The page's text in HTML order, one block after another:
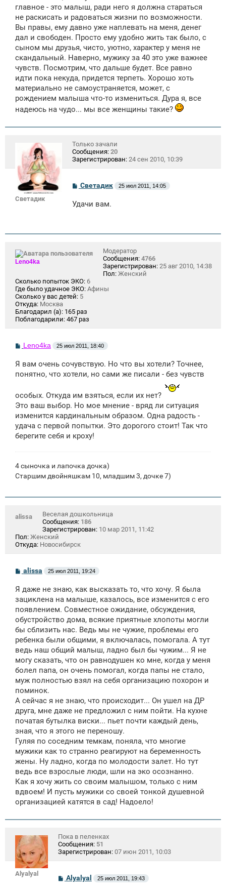
щ
н
и
главное - это малыш, ради него я должна стараться
не раскисать и радоваться жизни по возможности.
Вы правы, ему давно уже наплевать на меня, денег
дал и свободен. Просто ему удобно жить так было, с
сыном мы друзья, чисто, уютно, характер у меня не
скандальный. Наверно, мужику за 40 это уже важнее
чувств. Посмотрим, что дальше будет. Все равно
идти пока некуда, придется терпеть. Хорошо хоть
материально не самоустраняется, может, с
рождением малыша что-то измениться. Дура я, все
надеюсь на чудо... мы все женщины такие?
Светадик
Только зачали
Сообщения: 20
Зарегистрирован: 24 сен 2010, 10:39
С
б
и
Светадик 25 июл 2011, 14:05
Удачи вам.
Leno4ka
Модератор
Сообщения: 4766
Зарегистрирован: 25 авг 2010, 14:38
Пол: Женский
Сколько попыток ЭКО: 6
Где было удачное ЭКО: Афины
Сколько у вас детей: 5
Откуда: Москва
Благодарил (а): 165 раз
Поблагодарили: 467 раз
С
б
щ
и
Leno4ka 25 июл 2011, 18:40
Я вам очень сочувствую. Но что вы хотели? Точнее,
понятно, что хотели, но сами же писали - без чувств
особых. Откуда им взяться, если их нет?
Это ваш выбор. Но мое мнение - вряд ли ситуация
изменится кардинальным образом. Одна радость -
удача с первой попытки. Это дорогого стоит! Так что
берегите себя и кроху!
4 сыночка и лапочка дочка)
Старшим двойняшкам 10, младшим 3, дочке 7)
alissa
Веселая дошкольница
Сообщения: 186
Зарегистрирован: 10 мар 2011, 11:42
Пол: Женский
Откуда: Новосибирск
С
б
щ
н
и
alissa 25 июл 2011, 19:24
Я даже не знаю, как высказать то, что хочу. Я была
зациклена на малыше, казалось, все изменится с его
появлением. Совместное ожидание, обсуждения,
обустройство дома, всякие приятные хлопоты могли
бы сблизить нас. Ведь мы не чужие, проблемы его
ребенка были общими, я включалась, помогала. А тут
ведь наш общий малыш, ладно был бы чужим... Я не
могу сказать, что он равнодушен ко мне, когда у меня
болел папа, он очень помогал, когда папы не стало,
муж полностью взял на себя организацию похорон и
поминок.
А сейчас я не знаю, что происходит... Он ушел на ДР
друга, мне даже не предложил с ним пойти. На кухне
початая бутылка виски... пьет почти каждый день,
зная, что я этого не переношу.
Гуляя по соседним темкам, поняла, что многие
мужики как то странно реагируют на беременность
жены. Ну ладно, когда по молодости залет. Но тут
ведь все взрослые люди, шли на эко осознанно.
Как я хочу жить со своим малышом, только с ним
вдвоем! И пусть мужики со своей тонкой душевной
организацией катятся в сад! Надоело!
Alyalyal
Пока в пеленках
Сообщения: 51
Зарегистрирован: 07 июн 2011, 10:03
С
Alyalyal 25 июл 2011, 19:43